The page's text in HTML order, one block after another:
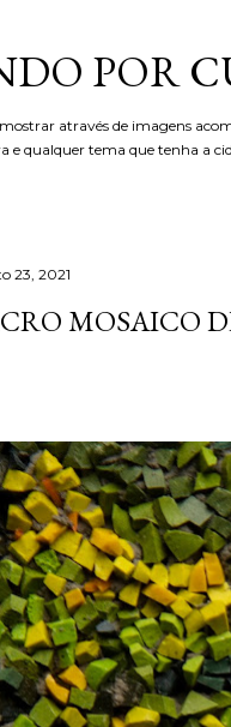
POR
através de imagens
e qualquer tema que tenha a
23, 2021
MOSAICO